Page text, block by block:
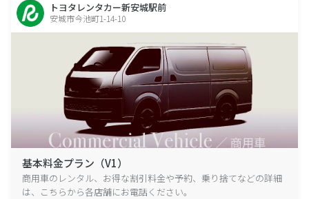
トヨタレンタカー新安城駅前
安城市今池町1-14-10
基本料金プラン（V1）
商用車のレンタル、お得な割引料金や予約、乗り捨てなどの詳細
は、こちらから各店舗にお電話ください。